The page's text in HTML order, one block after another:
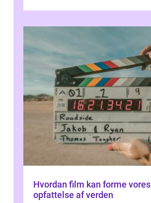
Hvordan film kan forme vores
opfattelse af verden